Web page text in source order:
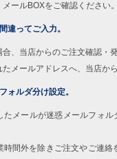
ールBOXをご確認ください
違ってご入力。
、当店からのご注文確認・
メールアドレスへ、当店か
ォルダ分け設定。
たメールが迷惑メールフォ
時間外を除きご注文やご連